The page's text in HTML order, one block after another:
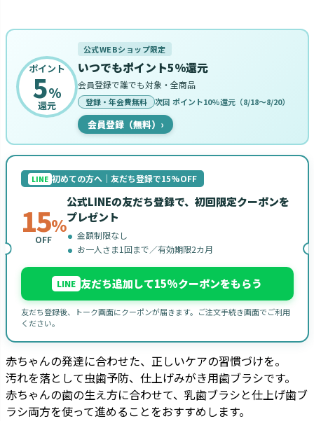
ポイント
5%
還元
公式WEBショップ限定
いつでもポイント5%還元
会員登録で誰でも対象・全商品
登録・年会費無料 次回 ポイント10%還元（8/18〜8/20）
会員登録（無料） ›
LINE 初めての方へ｜友だち登録で15%OFF
15%
OFF
公式LINEの友だち登録で、初回限定クーポンを
プレゼント
金額制限なし
お一人さま1回まで／有効期限2カ月
LINE 友だち追加して15%クーポンをもらう
友だち登録後、トーク画面にクーポンが届きます。ご注文手続き画面でご利用
ください。
赤ちゃんの発達に合わせた、正しいケアの習慣づけを。
汚れを落として虫歯予防、仕上げみがき用歯ブラシです。
赤ちゃんの歯の生え方に合わせて、乳歯ブラシと仕上げ歯ブ
ラシ両方を使って進めることをおすすめします。